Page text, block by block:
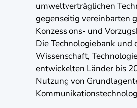
umweltverträglichen
gegenseitig vereinbarten
Konzessions- und
Die Technologiebank und
Wissenschaft,
entwickelten Länder bis
Nutzung von